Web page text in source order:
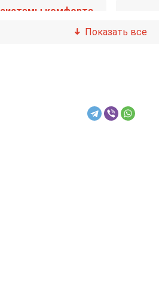
системы комфорта
Показать все